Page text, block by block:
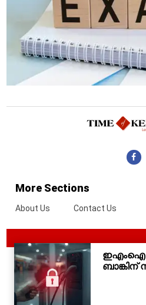
More Sections
About Us Contact Us